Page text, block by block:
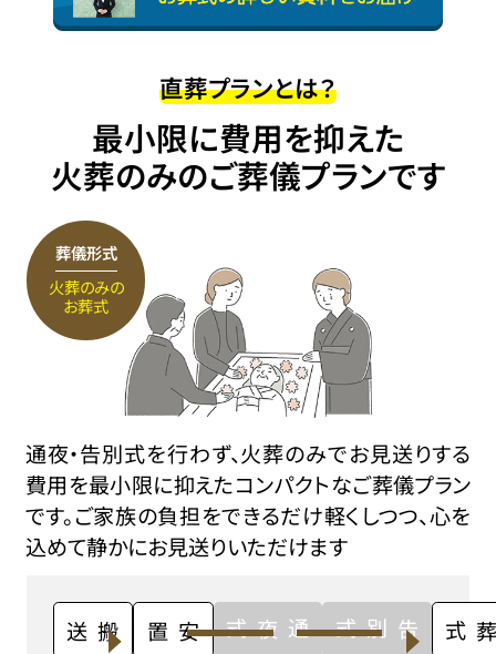
直葬プランとは？
最小限に費用を抑えた
火葬のみのご葬儀プランです
葬儀形式
火葬のみの
お葬式
通夜・告別式を行わず、火葬のみでお見送りする
費用を最小限に抑えたコンパクトなご葬儀プラン
です。ご家族の負担をできるだけ軽くしつつ、心を
込めて静かにお見送りいただけます
搬送 安置 通夜式 告別式 火葬式